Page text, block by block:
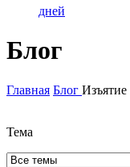
дней
Блог
Главная Блог Изъятие
Тема